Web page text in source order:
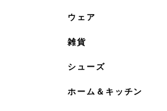
ウェア
雑貨
シューズ
ホーム＆キッチン